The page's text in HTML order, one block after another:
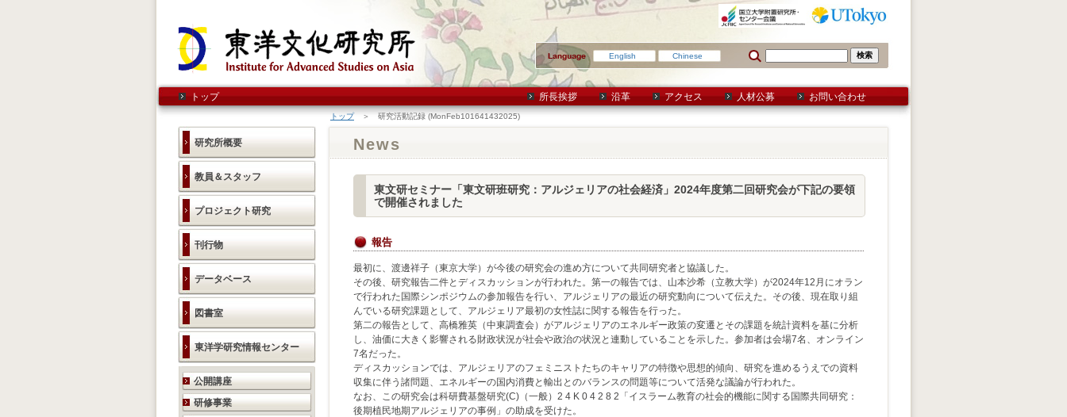
English Chinese
トップ 所長挨拶 沿革 アクセス 人材公募 お問い合わせ
研究所概要
教員＆スタッフ
プロジェクト研究
刊行物
データベース
図書室
東洋学研究情報センター
研究活動のご案内
公開講座
研修事業
トップ＞ 研究活動記録 (MonFeb101641432025)
News
東文研セミナー「東文研班研究：アルジェリアの社会経済」2024年度第二回研究会が下記の要領
で開催されました
報告
最初に、渡邊祥子（東京大学）が今後の研究会の進め方について共同研究者と協議した。
その後、研究報告二件とディスカッションが行われた。第一の報告では、山本沙希（立教大学）が2024年12月にオラン
で行われた国際シンポジウムの参加報告を行い、アルジェリアの最近の研究動向について伝えた。その後、現在取り組
んでいる研究課題として、アルジェリア最初の女性誌に関する報告を行った。
第二の報告として、高橋雅英（中東調査会）がアルジェリアのエネルギー政策の変遷とその課題を統計資料を基に分析
し、油価に大きく影響される財政状況が社会や政治の状況と連動していることを示した。参加者は会場7名、オンライン
7名だった。
ディスカッションでは、アルジェリアのフェミニストたちのキャリアの特徴や思想的傾向、研究を進めるうえでの資料
収集に伴う諸問題、エネルギーの国内消費と輸出とのバランスの問題等について活発な議論が行われた。
なお、この研究会は科研費基盤研究(C)（一般）2 4 K 0 4 2 8 2「イスラーム教育の社会的機能に関する国際共同研究：
後期植民地期アルジェリアの事例」の助成を受けた。